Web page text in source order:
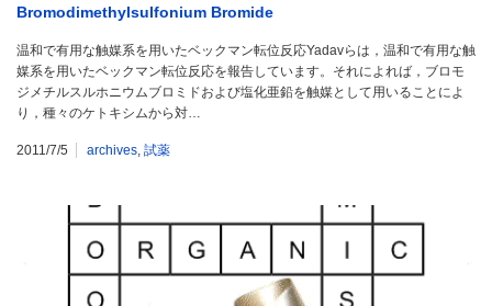
Bromodimethylsulfonium Bromide
温和で有用な触媒系を用いたベックマン転位反応Yadavらは，温和で有用な触
媒系を用いたベックマン転位反応を報告しています。それによれば，ブロモ
ジメチルスルホニウムブロミドおよび塩化亜鉛を触媒として用いることによ
り，種々のケトキシムから対…
2011/7/5 archives, 試薬